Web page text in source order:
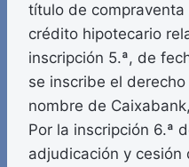
título de
crédito hipotecario
inscripción 5.ª, de
se inscribe el
nombre de
Por la inscripción 6.ª
adjudicación y cesión